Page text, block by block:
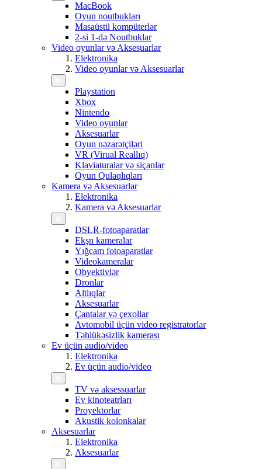
MacBook
Oyun noutbukları
Masaüstü kompüterlər
2-si 1-də Noutbuklar
Video oyunlar və Aksesuarlar
Elektronika
Video oyunlar və Aksesuarlar
Playstation
Xbox
Nintendo
Video oyunlar
Aksesuarlar
Oyun nəzarətçiləri
VR (Virual Reallıq)
Klaviaturalar və siçanlar
Oyun Qulaqlıqları
Kamera və Aksesuarlar
Elektronika
Kamera və Aksesuarlar
DSLR-fotoaparatlar
Ekşn kameralar
Yığcam fotoaparatlar
Videokameralar
Obyektivlər
Dronlar
Altlıqlar
Aksesuarlar
Çantalar və çexollar
Avtomobil üçün video registratorlar
Təhlükəsizlik kamerası
Ev üçün audio/video
Elektronika
Ev üçün audio/video
TV və aksessuarlar
Ev kinoteatrları
Proyektorlar
Akustik kolonkalar
Aksesuarlar
Elektronika
Aksesuarlar